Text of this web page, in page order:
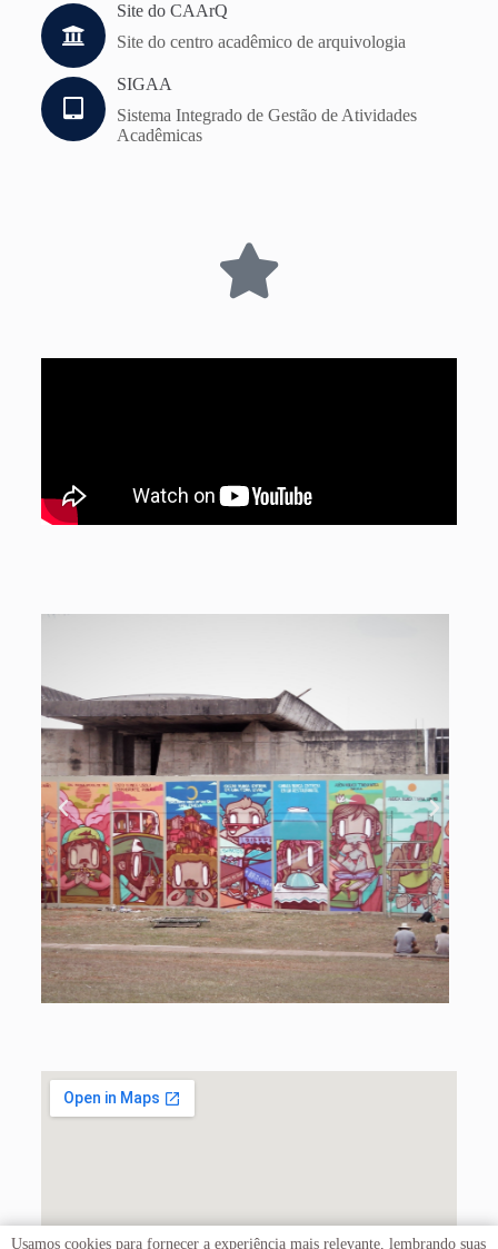
Site do CAArQ
Site do centro acadêmico de arquivologia
SIGAA
Sistema Integrado de Gestão de Atividades
Acadêmicas
Usamos cookies para fornecer a experiência mais relevante, lembrando suas